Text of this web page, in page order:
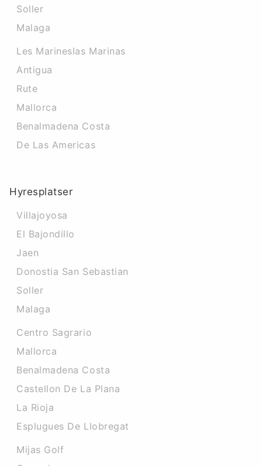
Soller
Malaga
Les Marineslas Marinas
Antigua
Rute
Mallorca
Benalmadena Costa
De Las Americas
Hyresplatser
Villajoyosa
El Bajondillo
Jaen
Donostia San Sebastian
Soller
Malaga
Centro Sagrario
Mallorca
Benalmadena Costa
Castellon De La Plana
La Rioja
Esplugues De Llobregat
Mijas Golf